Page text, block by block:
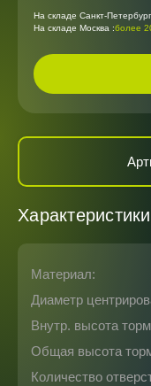
На складе Санкт-
На складе Москва :более
Характеристики
Материал:
Диаметр
Внутр. высота
Общая высота
Количество